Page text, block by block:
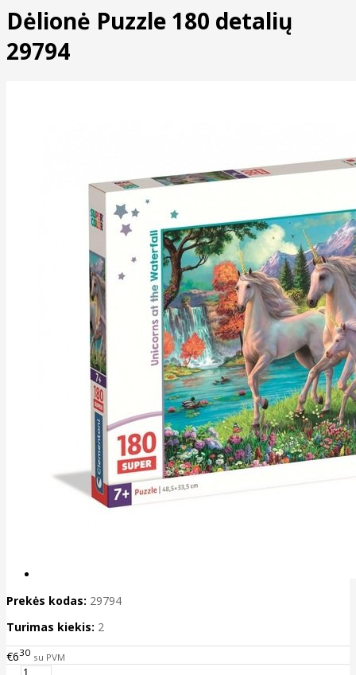
Dėlionė Puzzle 180 detalių
29794
Prekės kodas: 29794
Turimas kiekis: 2
€630 su PVM